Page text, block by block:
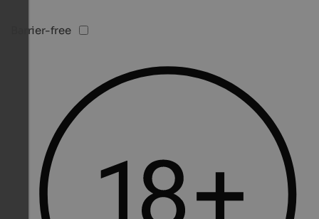
Barrier-free